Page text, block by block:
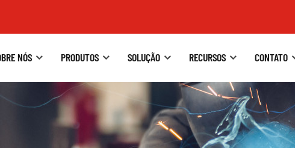
NÓS PRODUTOS SOLUÇÃO RECURSOS CONTATO